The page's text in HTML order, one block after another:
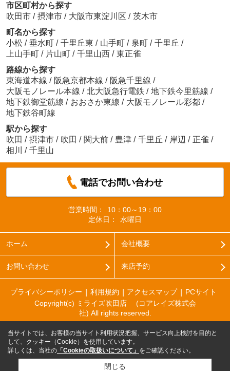
市区町村から探す
吹田市 / 摂津市 / 大阪市東淀川区 / 茨木市
町名から探す
小松 / 垂水町 / 千里丘東 / 山手町 / 泉町 / 千里丘 /
上山手町 / 片山町 / 千里山西 / 東正雀
路線から探す
東海道本線 / 阪急京都本線 / 阪急千里線 /
大阪モノレール本線 / 北大阪急行電鉄 / 地下鉄今里筋線 /
地下鉄御堂筋線 / おおさか東線 / 大阪モノレール彩都 /
地下鉄谷町線
駅から探す
吹田 / 摂津市 / 吹田 / 関大前 / 豊津 / 千里丘 / 岸辺 / 正雀 /
相川
/ 千里山
電話でお問い合わせ
営業時間：
10：00～19：00
定休日：
水曜日
ホーム 会社概要
お問い合わせ 来店予約
プライバシーポリシー 利用規約 アクセスマップ
PCサイト
Copyright(c) ミライズ吹田店 (コアレイズ株式会
社) All rights reserved.
当サイトでは、お客様の当サイト利用状況把握、サービス向上検討を目的と
して、クッキー（Cookie）を使用しています。
詳しくは、当社の 「Cookieの取扱いについて」 をご確認ください。
閉じる